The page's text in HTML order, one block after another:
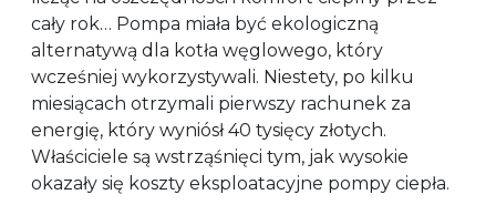
cały rok… Pompa miała być ekologiczną
alternatywą dla kotła węglowego, który
wcześniej wykorzystywali. Niestety, po kilku
miesiącach otrzymali pierwszy rachunek za
energię, który wyniósł 40 tysięcy złotych.
Właściciele są wstrząśnięci tym, jak wysokie
okazały się koszty eksploatacyjne pompy ciepła.